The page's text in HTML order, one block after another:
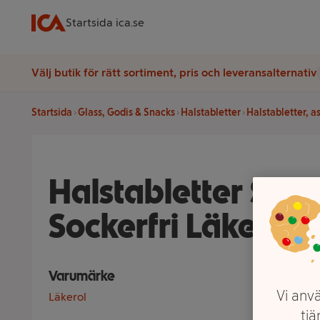
Startsida ica.se
Välj butik för rätt sortiment, pris och leveransalternativ
Startsida Glass, Godis & Snacks Halstabletter Halstabletter,
Halstabletter
Sockerfri Läkerol
Varumärke
Läkerol
Vi